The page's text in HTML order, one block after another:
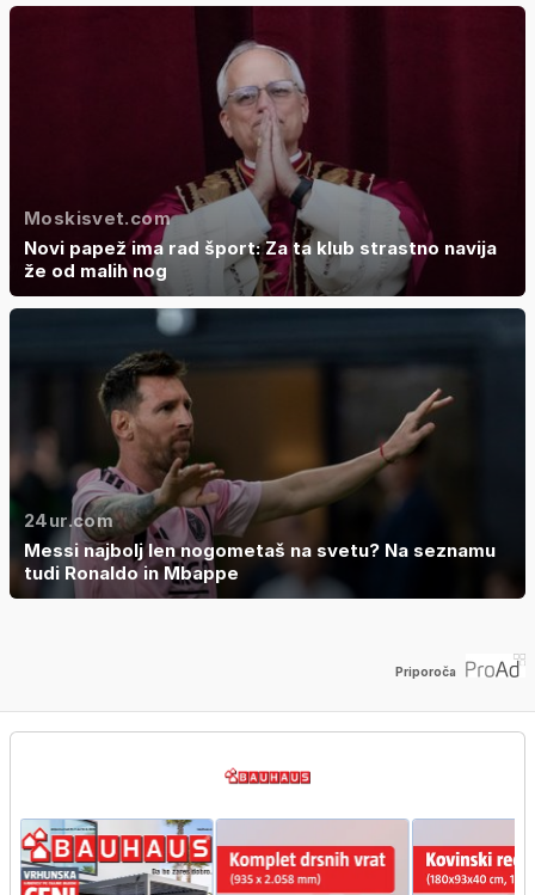
Moskisvet.com
Novi papež ima rad šport: Za ta klub strastno navija
že od malih nog
24ur.com
Messi najbolj len nogometaš na svetu? Na seznamu
tudi Ronaldo in Mbappe
Priporoča